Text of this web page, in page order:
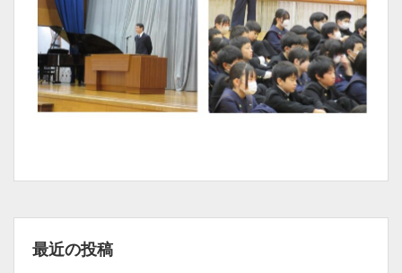
最近の投稿